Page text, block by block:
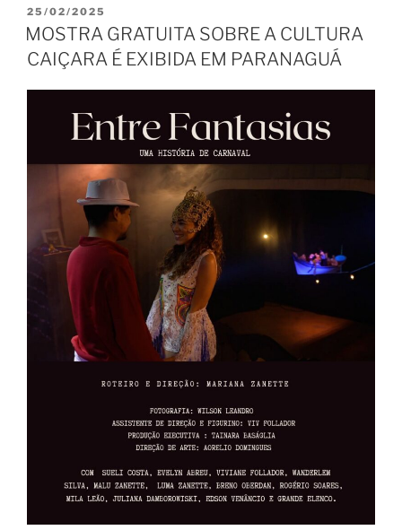
PUBLICADO
EM
25/02/2025
MOSTRA GRATUITA SOBRE A CULTURA
CAIÇARA É EXIBIDA EM PARANAGUÁ